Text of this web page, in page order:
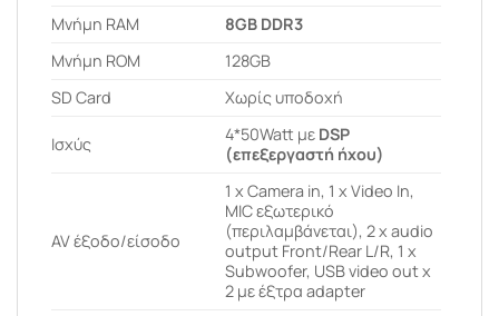
Μνήμη RAM
8GB DDR3
Μνήμη ROM
128GB
SD Card
Χωρίς υποδοχή
Ισχύς 4*50Watt με DSP
(επεξεργαστή ήχου)
AV έξοδο/είσοδο
1 x Camera in, 1 x Video In,
MIC εξωτερικό
(περιλαμβάνεται), 2 x audio
output Front/Rear L/R, 1 x
Subwoofer, USB video out x
2 με έξτρα adapter